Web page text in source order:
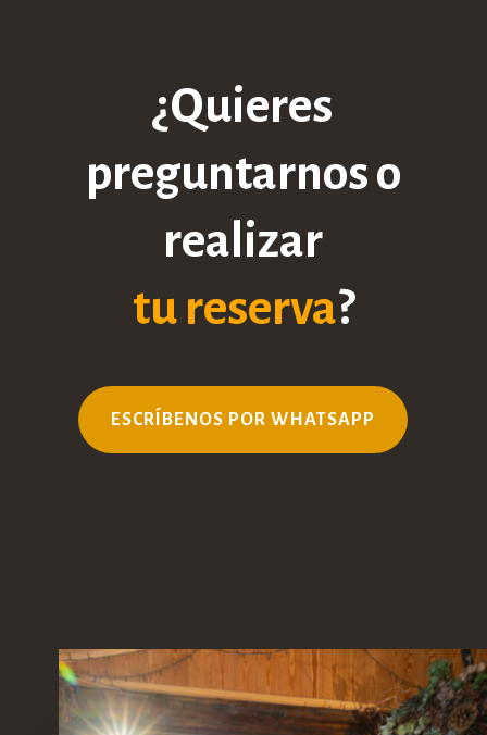
¿Quieres
preguntarnos o
realizar
tu reserva?
ESCRÍBENOS POR WHATSAPP